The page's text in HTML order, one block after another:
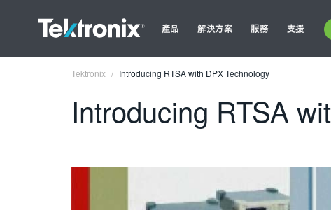
產品 解決方案 服務 支援
Tektronix Introducing RTSA with DPX Technology
Introducing RTSA